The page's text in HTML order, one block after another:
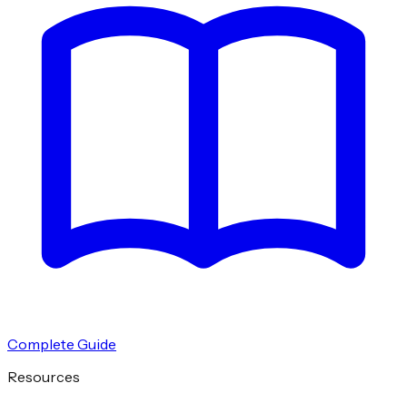
Complete Guide
Resources